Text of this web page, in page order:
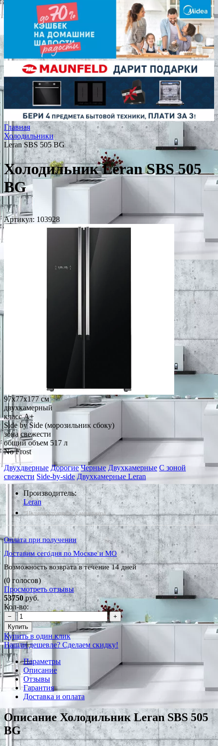
Главная
Холодильники
Leran SBS 505 BG
Холодильник Leran SBS 505
BG
Артикул: 103928
97x77x177 см
двухкамерный
класс A+
Side by Side (морозильник сбоку)
зона свежести
общий объем 517 л
No Frost
Двухдверные Дорогие Черные Двухкамерные С зоной
свежести Side-by-side Двухкамерные Leran
Производитель:
Leran
*Наличие уточняйте у менеджера
Оплата при получении
Доставим сегодня по Москве и МО
Возможность возврата в течение 14 дней
(0 голосов)
Просмотреть отзывы
53750руб.
Кол-во:
−
+
Купить
Купить в один клик
Нашли дешевле? Сделаем скидку!
Параметры
Описание
Отзывы
Гарантия
Доставка и оплата
Описание Холодильник Leran SBS 505
BG